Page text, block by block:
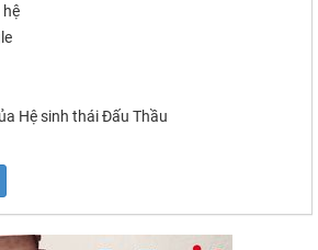
hệ
Hệ sinh thái Đấu Thầu